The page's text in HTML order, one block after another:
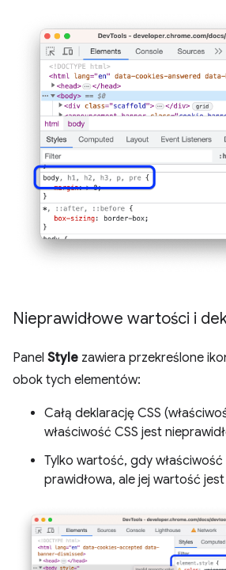
Nieprawidłowe wartości i
Panel Style zawiera przekreślone
obok tych elementów:
Całą deklarację CSS
właściwość CSS jest
Tylko wartość, gdy właściwość
prawidłowa, ale jej wartość